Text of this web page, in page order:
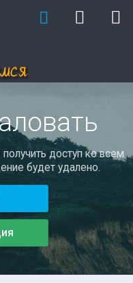
доступ ко всем
будет удалено.